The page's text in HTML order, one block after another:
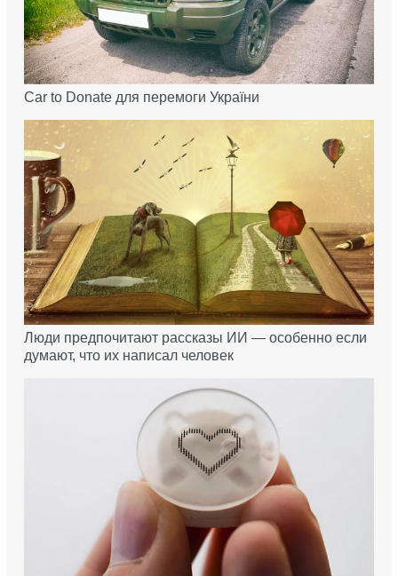
Car to Donate для перемоги України
Люди предпочитают рассказы ИИ — особенно если
думают, что их написал человек